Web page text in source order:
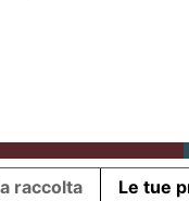
raccolta Le tue